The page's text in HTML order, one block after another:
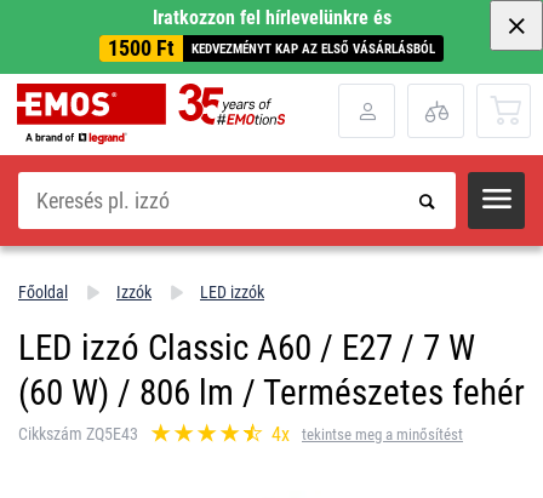
Iratkozzon fel hírlevelünkre és
1500 Ft KEDVEZMÉNYT KAP AZ ELSŐ VÁSÁRLÁSBÓL
Keresés
Főoldal Izzók LED izzók
LED izzó Classic A60 / E27 / 7 W
(60 W) / 806 lm / Természetes fehér
Cikkszám ZQ5E43 4x tekintse meg a minősítést